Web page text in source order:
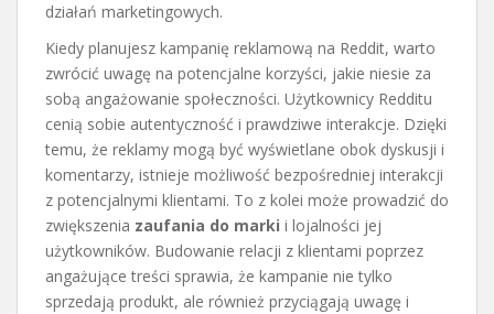
działań marketingowych.
Kiedy planujesz kampanię reklamową na Reddit, warto
zwrócić uwagę na potencjalne korzyści, jakie niesie za
sobą angażowanie społeczności. Użytkownicy Redditu
cenią sobie autentyczność i prawdziwe interakcje. Dzięki
temu, że reklamy mogą być wyświetlane obok dyskusji i
komentarzy, istnieje możliwość bezpośredniej interakcji
z potencjalnymi klientami. To z kolei może prowadzić do
zwiększenia zaufania do marki i lojalności jej
użytkowników. Budowanie relacji z klientami poprzez
angażujące treści sprawia, że kampanie nie tylko
sprzedają produkt, ale również przyciągają uwagę i